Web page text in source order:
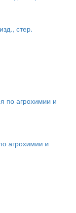
стер.
агрохимии и